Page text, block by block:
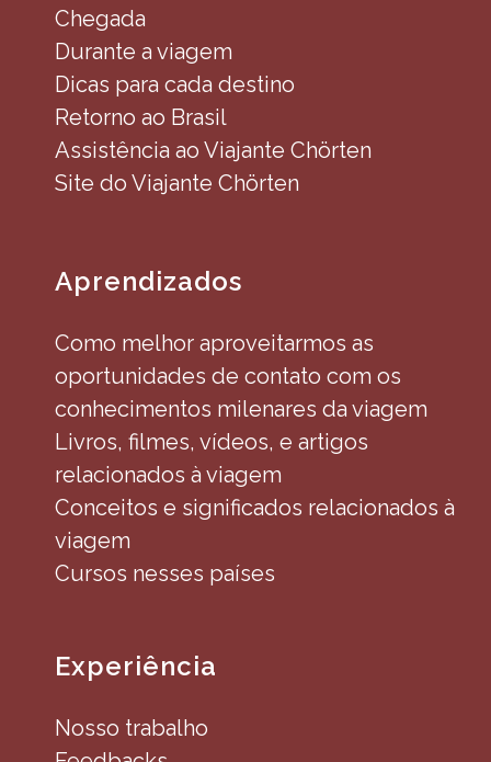
Chegada
Durante a viagem
Dicas para cada destino
Retorno ao Brasil
Assistência ao Viajante Chörten
Site do Viajante Chörten
Aprendizados
Como melhor aproveitarmos as
oportunidades de contato com os
conhecimentos milenares da viagem
Livros, filmes, vídeos, e artigos
relacionados à viagem
Conceitos e significados relacionados à
viagem
Cursos nesses países
Experiência
Nosso trabalho